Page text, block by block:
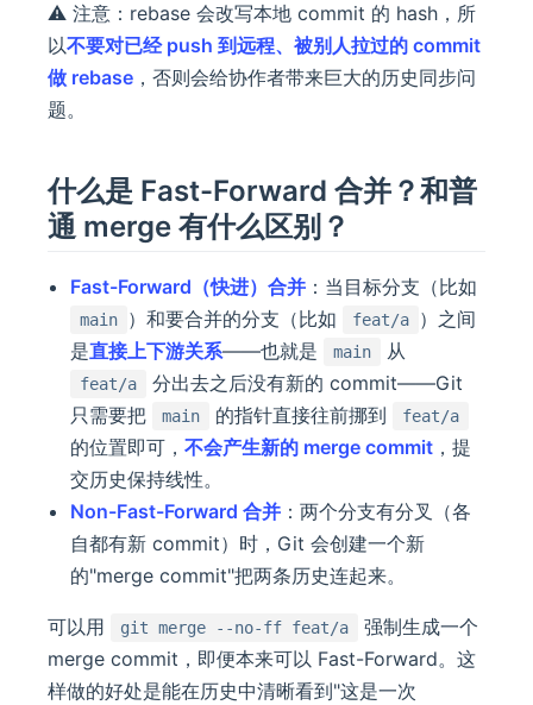
⚠️ 注意：rebase 会改写本地 commit 的 hash，所
以不要对已经 push 到远程、被别人拉过的 commit
做 rebase ，否则会给协作者带来巨大的历史同步问
题。
什么是 Fast-Forward 合并？和普
通 merge 有什么区别？
Fast-Forward（快进）合并 ：当目标分支（比如
main ）和要合并的分支（比如 feat/a
）之间
是直接上下游关系——也就是 main 从
feat/a
分出去之后没有新的 commit——Git
只需要把
main 的指针直接往前挪到 feat/a
的位置即可，不会产生新的 merge commit ，提
交历史保持线性。
Non-Fast-Forward 合并 ：两个分支有分叉（各
自都有新 commit）时，Git 会创建一个新
的"merge commit"把两条历史连起来。
可以用 git merge --no-ff feat/a
强制生成一个
merge commit，即便本来可以 Fast-Forward。这
样做的好处是能在历史中清晰看到"这是一次